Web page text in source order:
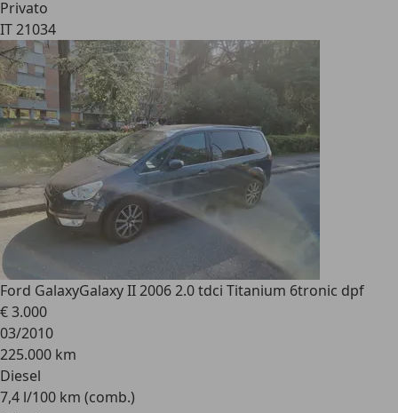
Privato
IT 21034
Ford GalaxyGalaxy II 2006 2.0 tdci Titanium 6tronic dpf
€ 3.000
03/2010
225.000 km
Diesel
7,4 l/100 km (comb.)